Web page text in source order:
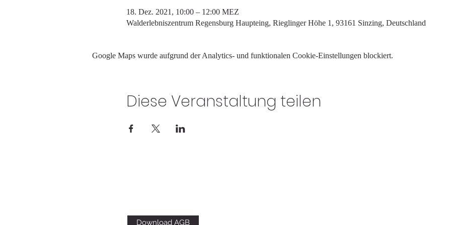
18. Dez. 2021, 10:00 – 12:00 MEZ
Walderlebniszentrum Regensburg Haupteing, Rieglinger Höhe 1, 93161 Sinzing, Deutschland
Google Maps wurde aufgrund der Analytics- und funktionalen Cookie-Einstellungen blockiert.
Diese Veranstaltung teilen
Download AGB